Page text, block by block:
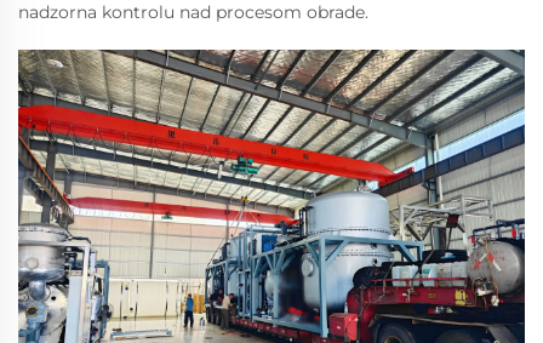
nadzorna kontrolu nad procesom obrade.